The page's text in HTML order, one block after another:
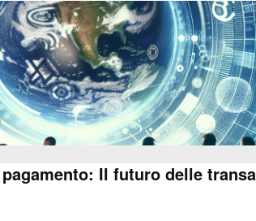
Il futuro delle